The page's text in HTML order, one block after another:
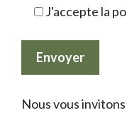
J'accepte la
Nous vous